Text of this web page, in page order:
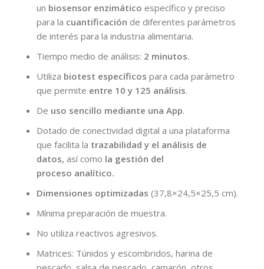
un biosensor enzimático específico y preciso
para la cuantificación de diferentes parámetros
de interés para la industria alimentaria.
Tiempo medio de análisis: 2 minutos.
Utiliza biotest específicos para cada parámetro
que permite entre 10 y 125 análisis.
De uso sencillo mediante una App.
Dotado de conectividad digital a una plataforma
que facilita la trazabilidad y el análisis de
datos, así como la gestión del
proceso analítico.
Dimensiones optimizadas (37,8×24,5×25,5 cm).
Mínima preparación de muestra.
No utiliza reactivos agresivos.
Matrices: Túnidos y escombridos, harina de